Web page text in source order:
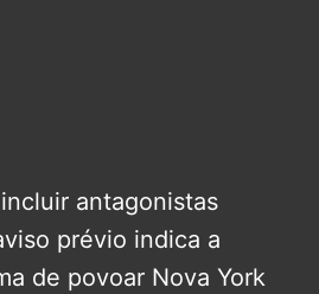
antagonistas
prévio indica a
de povoar Nova York